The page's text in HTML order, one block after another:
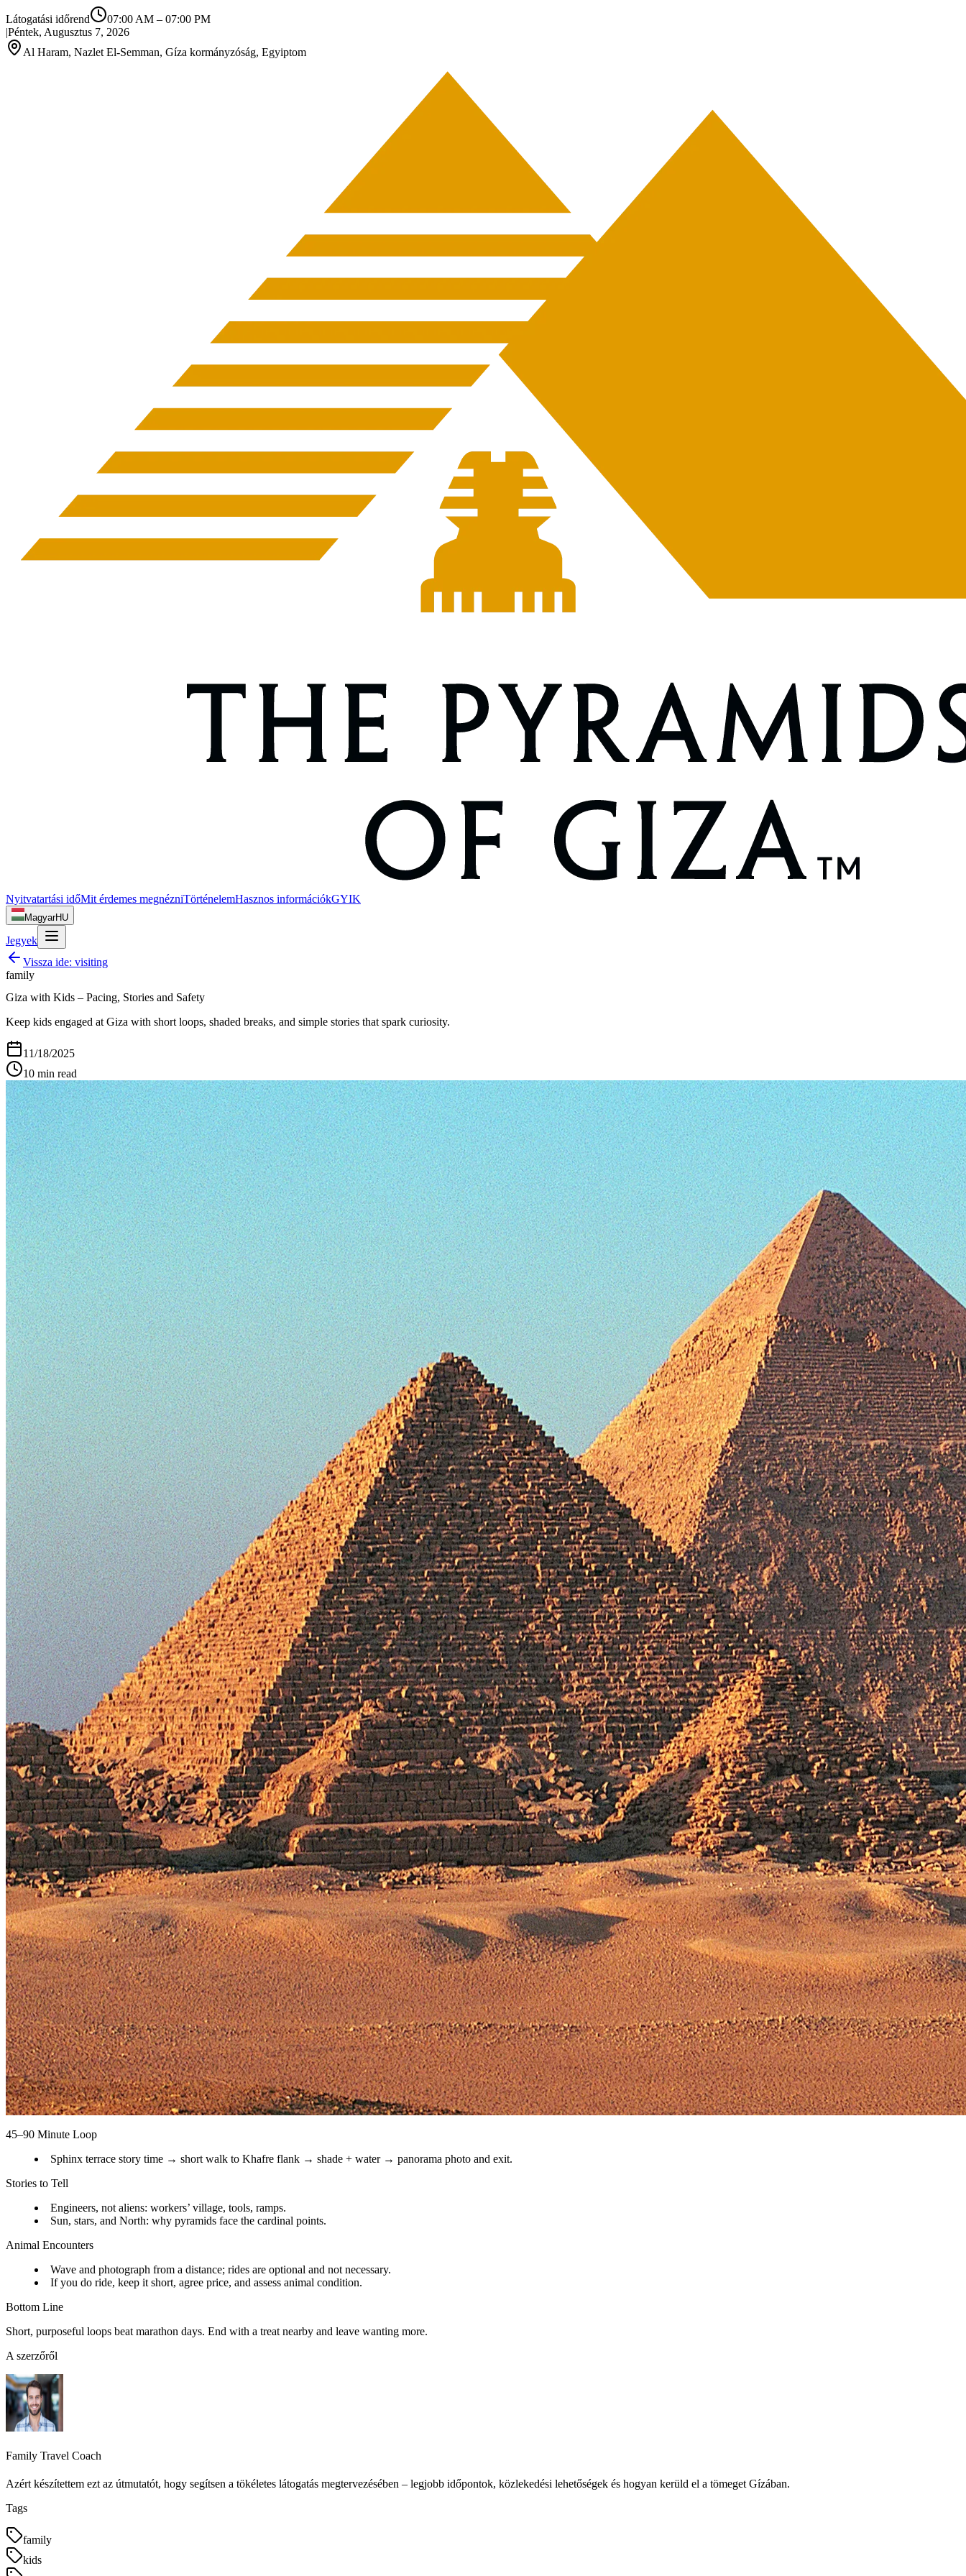
Látogatási időrend 07:00 AM – 07:00 PM
|Péntek, Augusztus 7, 2026
Al Haram, Nazlet El-Semman, Gíza kormányzóság, Egyiptom
Nyitvatartási időMit érdemes megnézniTörténelemHasznos információkGYIK
MagyarHU
Jegyek
Vissza ide: visiting
family
Giza with Kids – Pacing, Stories and Safety
Keep kids engaged at Giza with short loops, shaded breaks, and simple stories that spark curiosity.
11/18/2025
10 min read
45–90 Minute Loop
Sphinx terrace story time → short walk to Khafre flank → shade + water → panorama photo and exit.
Stories to Tell
Engineers, not aliens: workers’ village, tools, ramps.
Sun, stars, and North: why pyramids face the cardinal points.
Animal Encounters
Wave and photograph from a distance; rides are optional and not necessary.
If you do ride, keep it short, agree price, and assess animal condition.
Bottom Line
Short, purposeful loops beat marathon days. End with a treat nearby and leave wanting more.
A szerzőről
Family Travel Coach
Azért készítettem ezt az útmutatót, hogy segítsen a tökéletes látogatás megtervezésében – legjobb időpontok, közlekedési lehetőségek és hogyan kerüld el a tömeget Gízában.
Tags
family
kids